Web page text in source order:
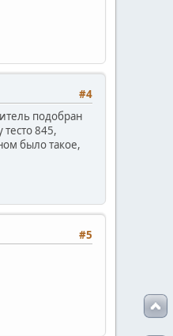
#4
подобран
845,
было такое,
#5